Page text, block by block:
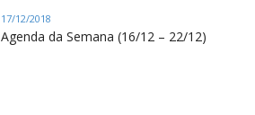
17/12/2018
Agenda da Semana (16/12 – 22/12)